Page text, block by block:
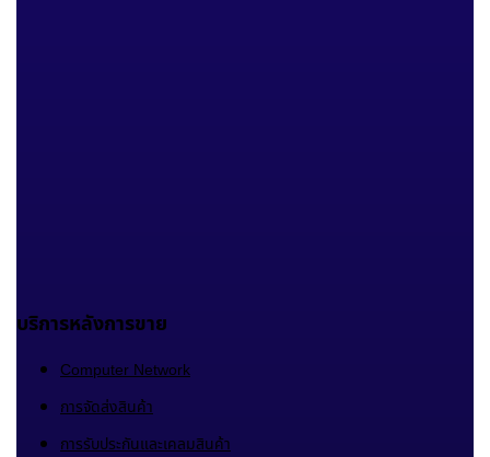
บริการหลังการขาย
Computer Network
การจัดส่งสินค้า
การรับประกันและเคลมสินค้า